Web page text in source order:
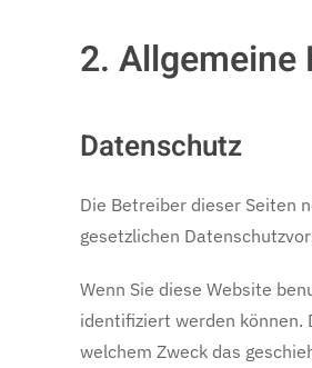
2.
Datenschutz
Die Betreiber dieser Seiten
gesetzlichen
Wenn Sie diese Website
identifiziert werden können.
welchem Zweck das